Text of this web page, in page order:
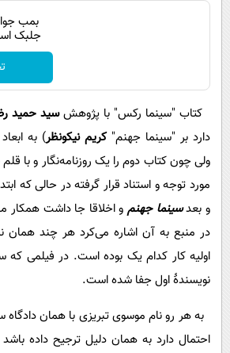
بمب
جلبک
کتاب "سینما رکس" با پژوهشسید حمید
دارد بر "سینما جهنم"کریم نیکونظر) به
ولی چون کتاب دوم را یک روزنامه‌نگار و با
مورد توجه و استناد قرار گرفته در حالی که
و بعدسینما جهنمو اخلاقا جا داشت همکار
در منبع به آن اشاره می‌کرد هر چند
اولیه کار کدام یک بوده است. در فیلمی
نویسندۀ اول جفا شده است.
به هر رو نام موسوی تبریزی با همان
احتمال دارد به همان دلیل ترجیح داده